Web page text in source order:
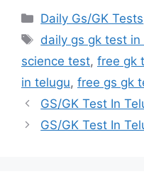
Categories
Daily Gs/GK Tests
Tags
daily gs gk test in
science test, free gk
in telugu, free gs gk
GS/GK Test In
GS/GK Test In